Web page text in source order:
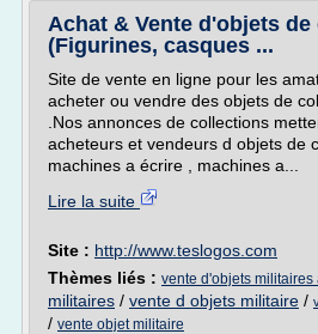
Achat & Vente d'objets
(Figurines, casques ...
Site de vente en ligne pour les
acheter ou vendre des objets de
.Nos annonces de collections
acheteurs et vendeurs d objets de
machines a écrire , machines a...
Lire la suite
Site : http://www.teslogos.com
Thèmes liés : vente d'objets militaires
militaires / vente d objets militaire /
/ vente objet militaire